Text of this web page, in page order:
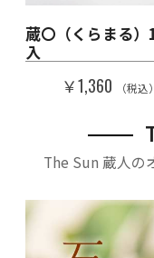
蔵〇（くらまる）
入
￥1,360 （税込）
The Sun 蔵人の